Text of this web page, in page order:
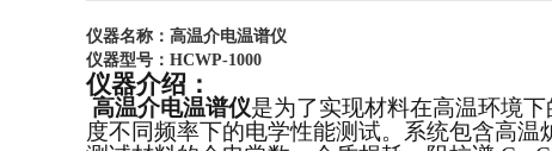
仪器名称： 高温介电温谱仪
仪器型号：HCWP-1000
仪器介绍：
高温介电温谱仪是为了实现材料在高温环境下
度不同频率下的电学性能测试。系统包含高